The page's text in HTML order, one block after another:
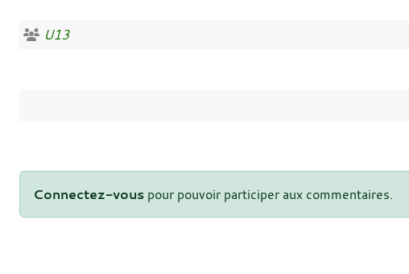
U13
Connectez-vous pour pouvoir participer aux commentaires.